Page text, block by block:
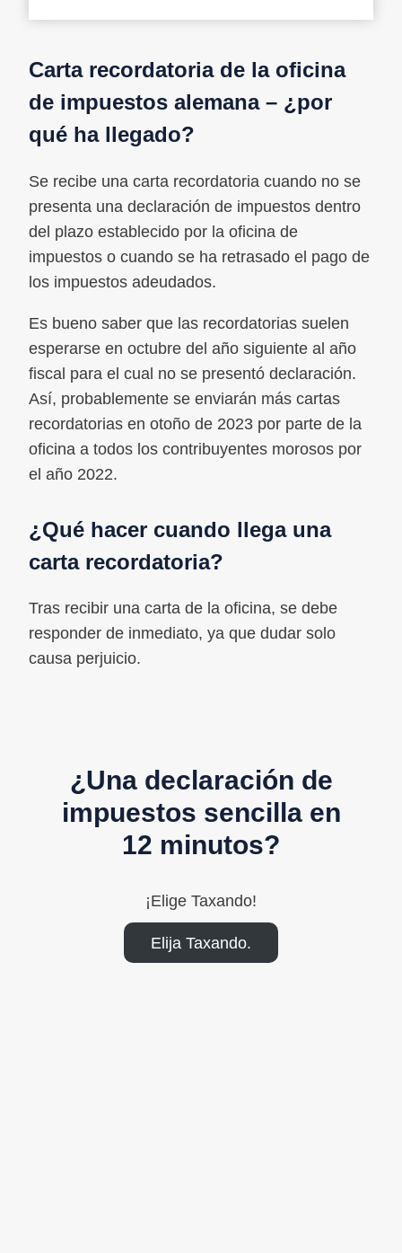
Carta recordatoria de la oficina
de impuestos alemana – ¿por
qué ha llegado?
Se recibe una carta recordatoria cuando no se
presenta una declaración de impuestos dentro
del plazo establecido por la oficina de
impuestos o cuando se ha retrasado el pago de
los impuestos adeudados.
Es bueno saber que las recordatorias suelen
esperarse en octubre del año siguiente al año
fiscal para el cual no se presentó declaración.
Así, probablemente se enviarán más cartas
recordatorias en otoño de 2023 por parte de la
oficina a todos los contribuyentes morosos por
el año 2022.
¿Qué hacer cuando llega una
carta recordatoria?
Tras recibir una carta de la oficina, se debe
responder de inmediato, ya que dudar solo
causa perjuicio.
¿Una declaración de
impuestos sencilla en
12 minutos?
¡Elige Taxando!
Elija Taxando.